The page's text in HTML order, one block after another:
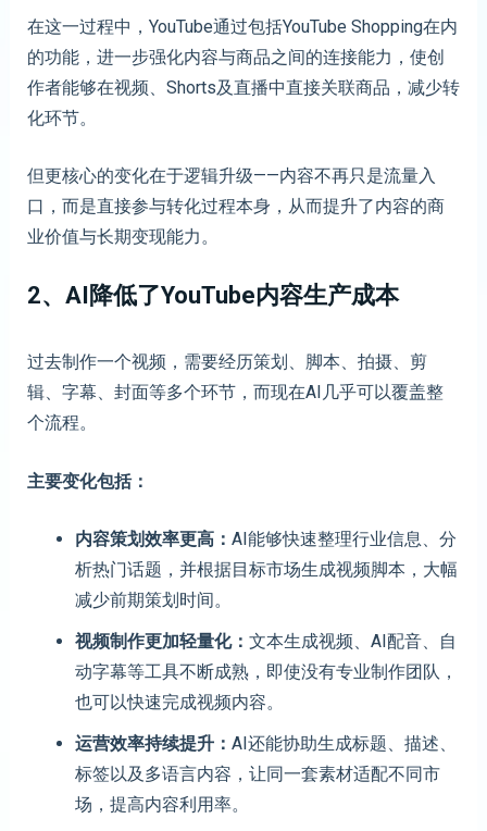
在这一过程中，YouTube通过包括YouTube Shopping在内
的功能，进一步强化内容与商品之间的连接能力，使创
作者能够在视频、Shorts及直播中直接关联商品，减少转
化环节。
但更核心的变化在于逻辑升级——内容不再只是流量入
口，而是直接参与转化过程本身，从而提升了内容的商
业价值与长期变现能力。
2、AI降低了YouTube内容生产成本
过去制作一个视频，需要经历策划、脚本、拍摄、剪
辑、字幕、封面等多个环节，而现在AI几乎可以覆盖整
个流程。
主要变化包括：
内容策划效率更高： AI能够快速整理行业信息、分
析热门话题，并根据目标市场生成视频脚本，大幅
减少前期策划时间。
视频制作更加轻量化： 文本生成视频、AI配音、自
动字幕等工具不断成熟，即使没有专业制作团队，
也可以快速完成视频内容。
运营效率持续提升： AI还能协助生成标题、描述、
标签以及多语言内容，让同一套素材适配不同市
场，提高内容利用率。